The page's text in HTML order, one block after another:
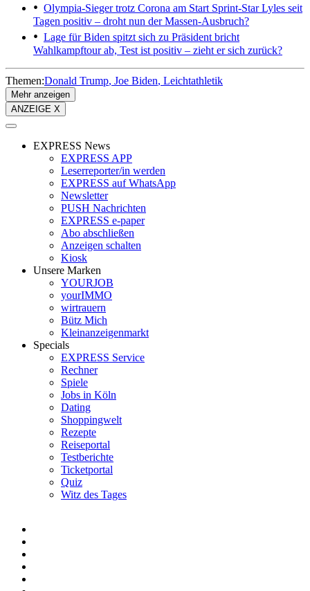
Olympia-Sieger trotz Corona am Start Sprint-Star Lyles seit
Tagen positiv – droht nun der Massen-Ausbruch?
Lage für Biden spitzt sich zu Präsident bricht
Wahlkampftour ab, Test ist positiv – zieht er sich zurück?
Themen:Donald Trump Joe Biden Leichtathletik
Mehr anzeigen
ANZEIGE X
EXPRESS News
EXPRESS APP
Leserreporter/in werden
EXPRESS auf WhatsApp
Newsletter
PUSH Nachrichten
EXPRESS e-paper
Abo abschließen
Anzeigen schalten
Kiosk
Unsere Marken
YOURJOB
yourIMMO
wirtrauern
Bütz Mich
Kleinanzeigenmarkt
Specials
EXPRESS Service
Rechner
Spiele
Jobs in Köln
Dating
Shoppingwelt
Rezepte
Reiseportal
Testberichte
Ticketportal
Quiz
Witz des Tages